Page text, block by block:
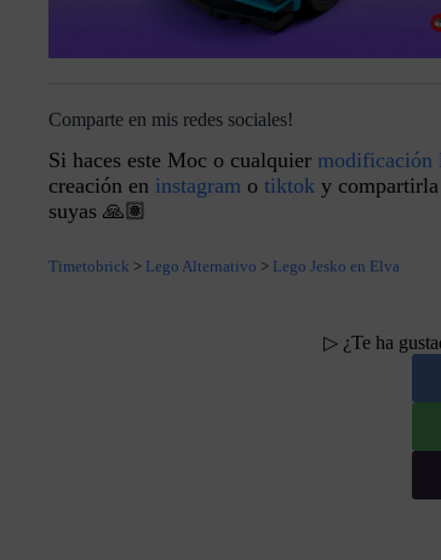
Comparte en mis redes sociales!
Si haces este Moc o cualquier modificación
creación en instagram o tiktok y compartirla
suyas 🙏🏽
Timetobrick > Lego Alternativo > Lego Jesko en Elva
▷ ¿Te ha